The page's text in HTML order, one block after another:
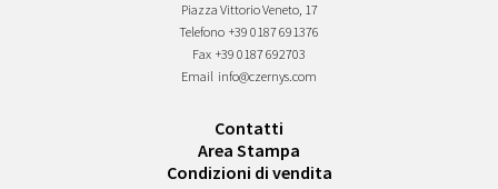
Piazza Vittorio Veneto, 17
Telefono +39 0187 691376
Fax +39 0187 692703
Email info@czernys.com
Contatti
Area Stampa
Condizioni di vendita